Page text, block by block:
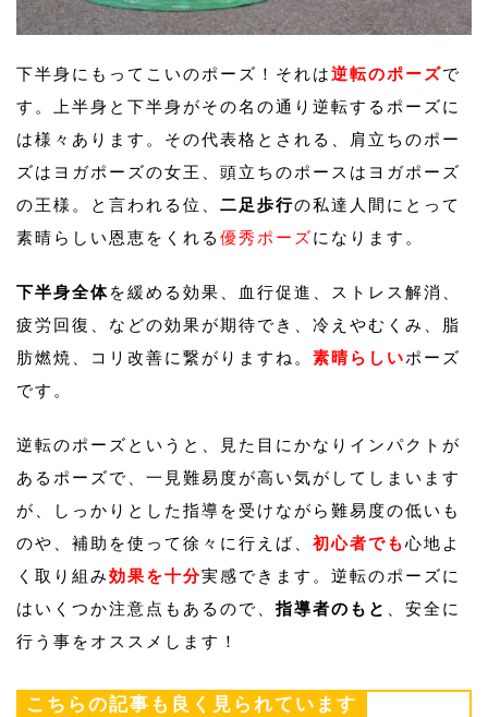
下半身にもってこいのポーズ！それは逆転のポーズで
す。上半身と下半身がその名の通り逆転するポーズに
は様々あります。その代表格とされる、肩立ちのポー
ズはヨガポーズの女王、頭立ちのポースはヨガポーズ
の王様。と言われる位、 二足歩行の私達人間にとって
素晴らしい恩恵をくれる 優秀ポーズになります。
下半身全体を緩める効果、血行促進、ストレス解消、
疲労回復、などの効果が期待でき、冷えやむくみ、脂
肪燃焼、コリ改善に繋がりますね。 素晴らしいポーズ
です。
逆転のポーズというと、見た目にかなりインパクトが
あるポーズで、一見難易度が高い気がしてしまいます
が、しっかりとした指導を受けながら難易度の低いも
のや、補助を使って徐々に行えば、 初心者でも心地よ
く取り組み効果を十分実感できます。逆転のポーズに
はいくつか注意点もあるので、 指導者のもと
、安全に
行う事をオススメします！
こちらの記事も良く見られています